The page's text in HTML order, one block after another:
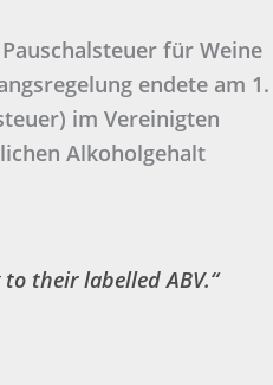
für Weine
endete am 1.
im Vereinigten
Alkoholgehalt
their labelled ABV.“